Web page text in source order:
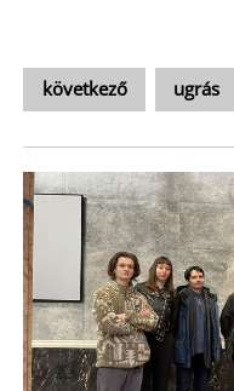
következő ugrás